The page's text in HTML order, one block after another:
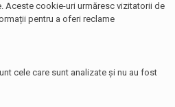
Aceste cookie-uri urmăresc vizitatorii de
pentru a oferi reclame
cele care sunt analizate și nu au fost